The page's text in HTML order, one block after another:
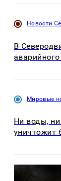
Новости
В
Мировые
Ни воды,
уничтожит